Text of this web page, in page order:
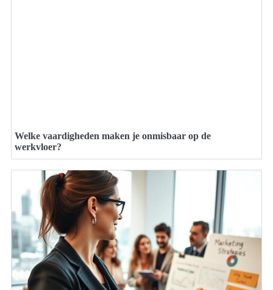
Welke vaardigheden maken je onmisbaar op de
werkvloer?